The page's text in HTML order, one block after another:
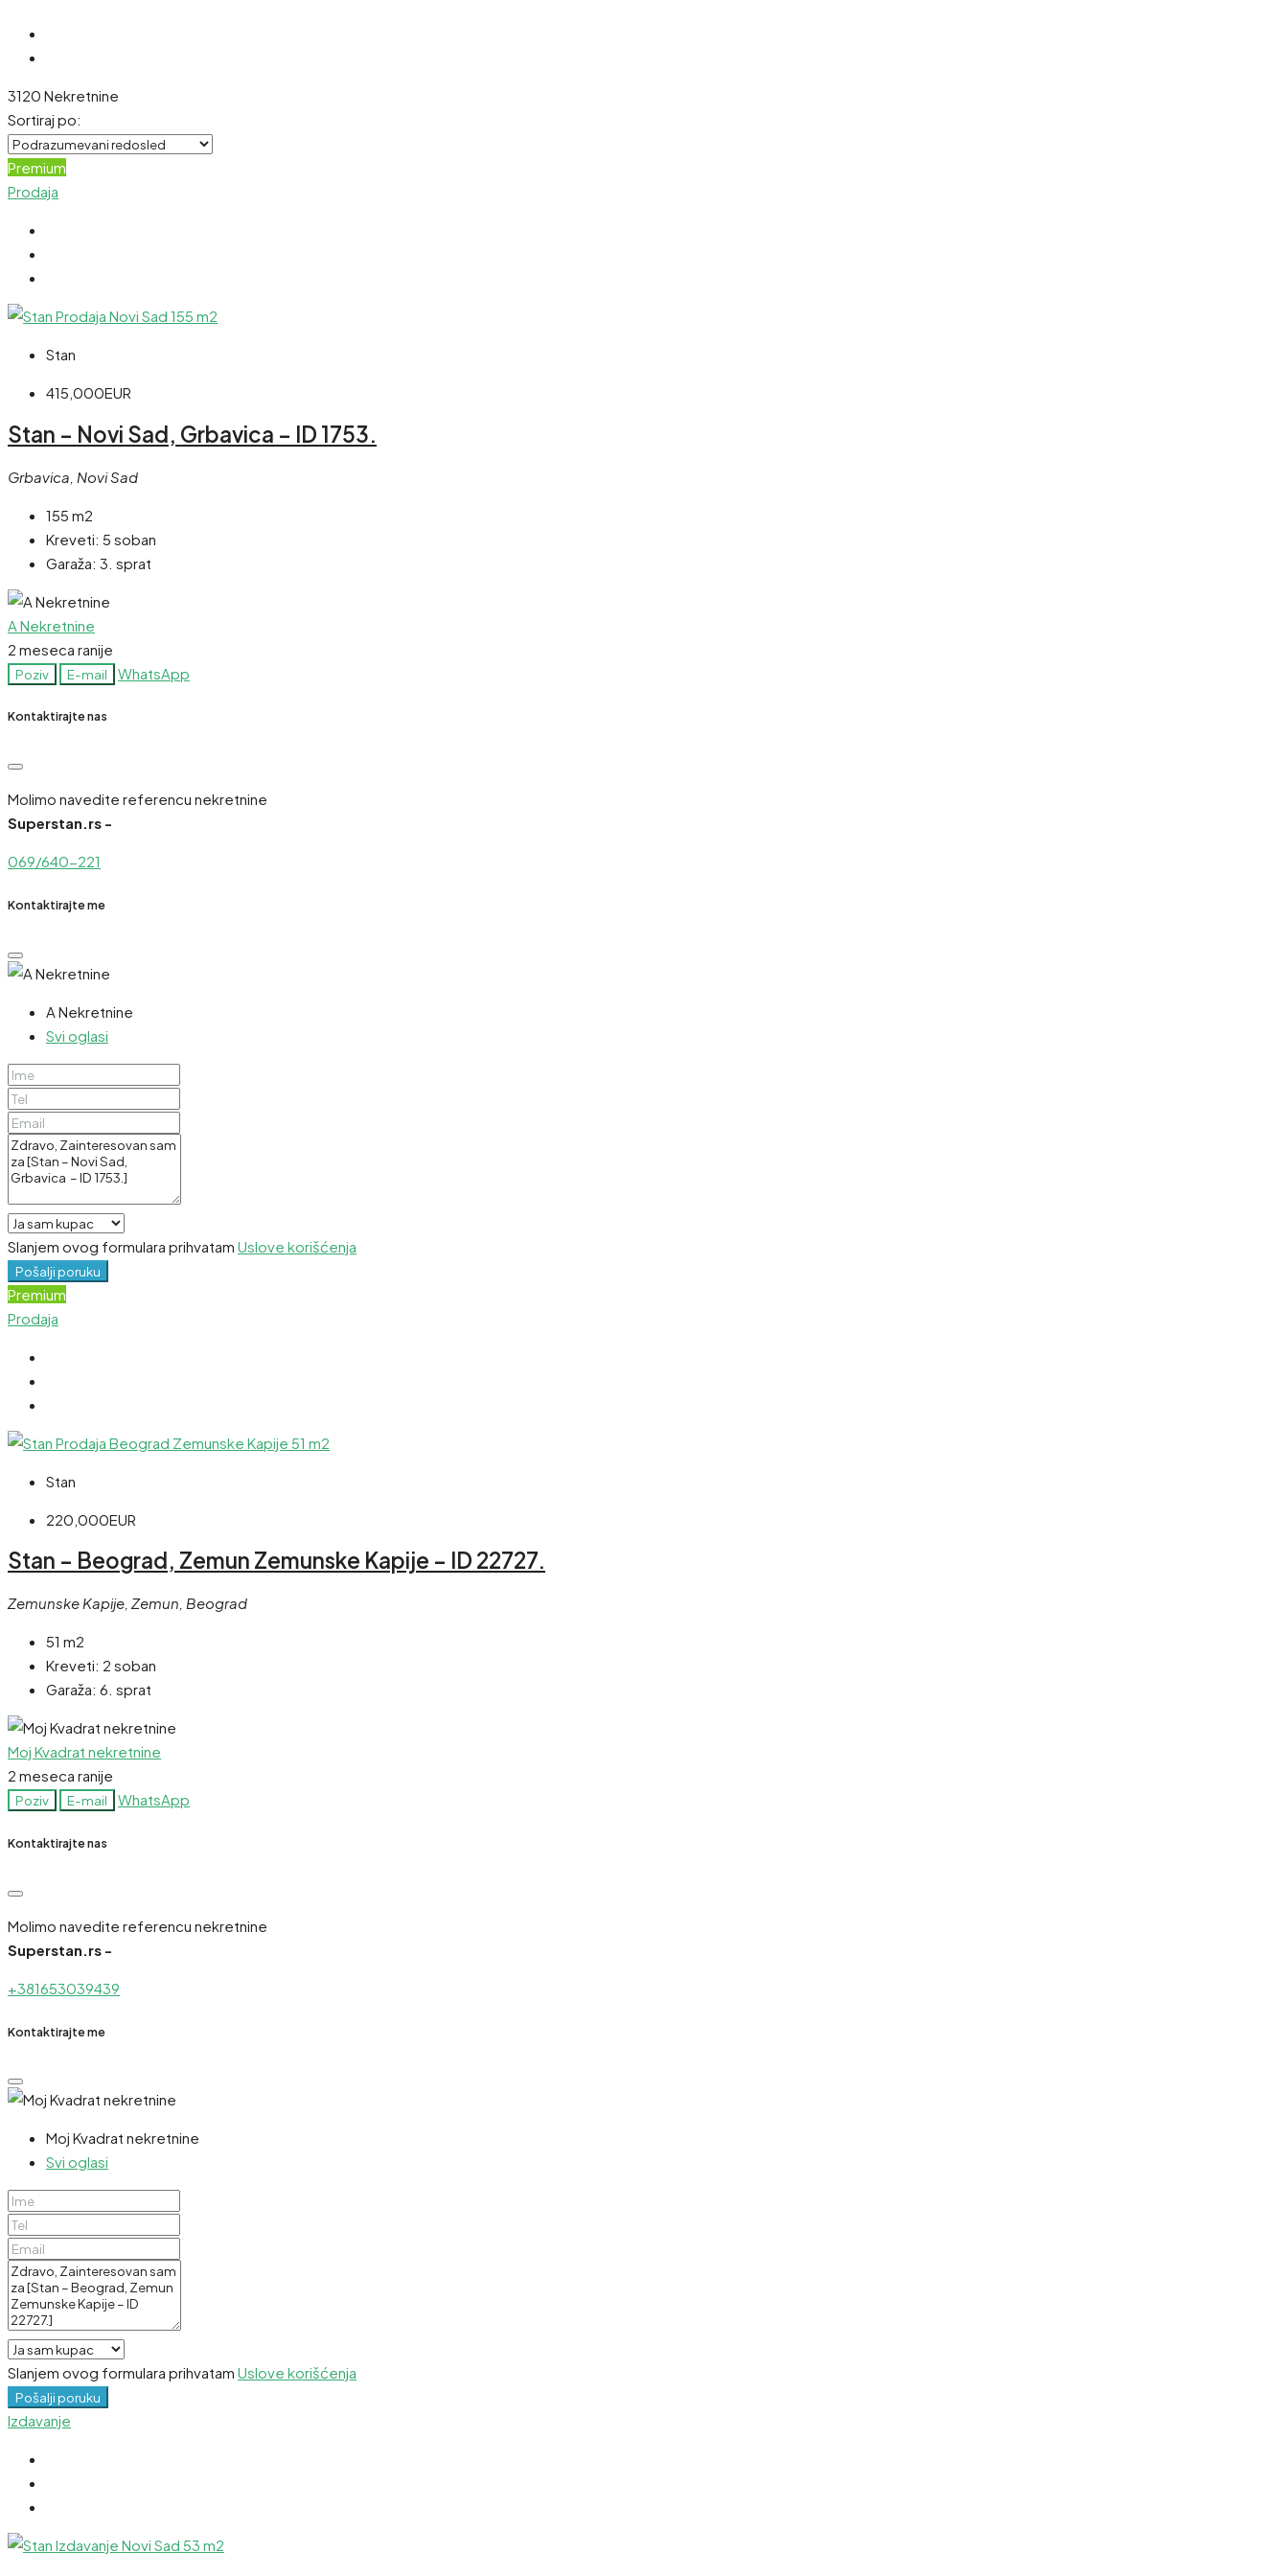
3120 Nekretnine
Sortiraj po:
Premium
Prodaja
Stan
415,000EUR
Stan – Novi Sad, Grbavica – ID 1753.
Grbavica, Novi Sad
155 m2
Kreveti: 5 soban
Garaža: 3. sprat
A Nekretnine
2 meseca ranije
Poziv E-mail WhatsApp
Kontaktirajte nas
Molimo navedite referencu nekretnine
Superstan.rs -
069/640-221
Kontaktirajte me
A Nekretnine
Svi oglasi
Slanjem ovog formulara prihvatam Uslove korišćenja
Pošalji poruku
Premium
Prodaja
Stan
220,000EUR
Stan – Beograd, Zemun Zemunske Kapije – ID 22727.
Zemunske Kapije, Zemun, Beograd
51 m2
Kreveti: 2 soban
Garaža: 6. sprat
Moj Kvadrat nekretnine
2 meseca ranije
Poziv E-mail WhatsApp
Kontaktirajte nas
Molimo navedite referencu nekretnine
Superstan.rs -
+381653039439
Kontaktirajte me
Moj Kvadrat nekretnine
Svi oglasi
Slanjem ovog formulara prihvatam Uslove korišćenja
Pošalji poruku
Izdavanje